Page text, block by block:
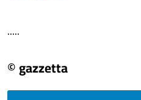
.....
© gazzetta